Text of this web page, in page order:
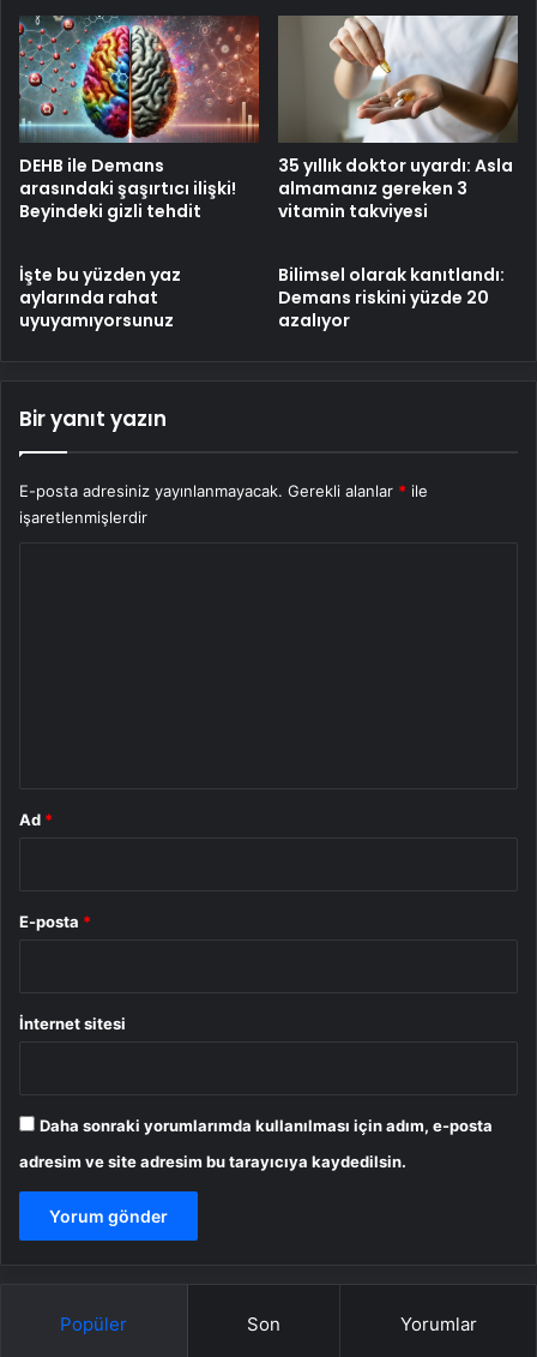
DEHB ile Demans
arasındaki şaşırtıcı ilişki!
Beyindeki gizli tehdit
35 yıllık doktor uyardı: Asla
almamanız gereken 3
vitamin takviyesi
İşte bu yüzden yaz
aylarında rahat
uyuyamıyorsunuz
Bilimsel olarak kanıtlandı:
Demans riskini yüzde 20
azalıyor
Bir yanıt yazın
E-posta adresiniz yayınlanmayacak. Gerekli alanlar * ile
işaretlenmişlerdir
Ad *
E-posta *
İnternet sitesi
Daha sonraki yorumlarımda kullanılması için adım, e-posta
adresim ve site adresim bu tarayıcıya kaydedilsin.
Popüler Son Yorumlar